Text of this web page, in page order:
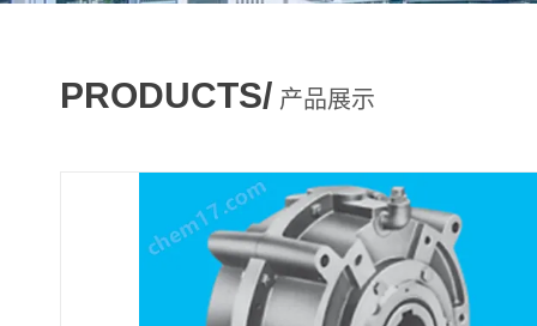
PRODUCTS/ 产品展示